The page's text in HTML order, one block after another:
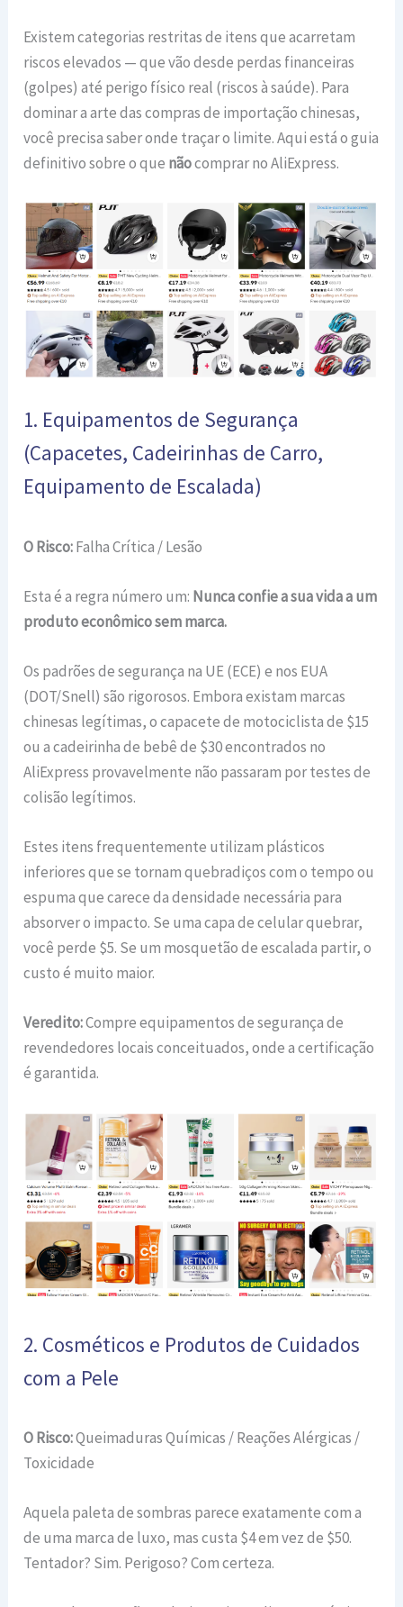
Existem categorias restritas de itens que acarretam
riscos elevados — que vão desde perdas financeiras
(golpes) até perigo físico real (riscos à saúde). Para
dominar a arte das compras de importação chinesas,
você precisa saber onde traçar o limite. Aqui está o guia
definitivo sobre o que nãocomprar no AliExpress.
1. Equipamentos de Segurança
(Capacetes, Cadeirinhas de Carro,
Equipamento de Escalada)
O Risco:Falha Crítica / Lesão
Esta é a regra número um: Nunca confie a sua vida a um
produto econômico sem marca.
Os padrões de segurança na UE (ECE) e nos EUA
(DOT/Snell) são rigorosos. Embora existam marcas
chinesas legítimas, o capacete de motociclista de $15
ou a cadeirinha de bebê de $30 encontrados no
AliExpress provavelmente não passaram por testes de
colisão legítimos.
Estes itens frequentemente utilizam plásticos
inferiores que se tornam quebradiços com o tempo ou
espuma que carece da densidade necessária para
absorver o impacto. Se uma capa de celular quebrar,
você perde $5. Se um mosquetão de escalada partir, o
custo é muito maior.
Veredito:Compre equipamentos de segurança de
revendedores locais conceituados, onde a certificação
é garantida.
2. Cosméticos e Produtos de Cuidados
com a Pele
O Risco:Queimaduras Químicas / Reações Alérgicas /
Toxicidade
Aquela paleta de sombras parece exatamente com a
de uma marca de luxo, mas custa $4 em vez de $50.
Tentador? Sim. Perigoso? Com certeza.